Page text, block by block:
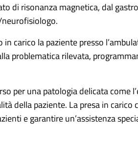
di risonanza magnetica, dal
carico la paziente presso
problematica rilevata,
per una patologia delicata come
della paziente. La presa in
e garantire un’assistenza